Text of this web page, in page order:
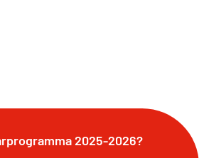
2025-2026?